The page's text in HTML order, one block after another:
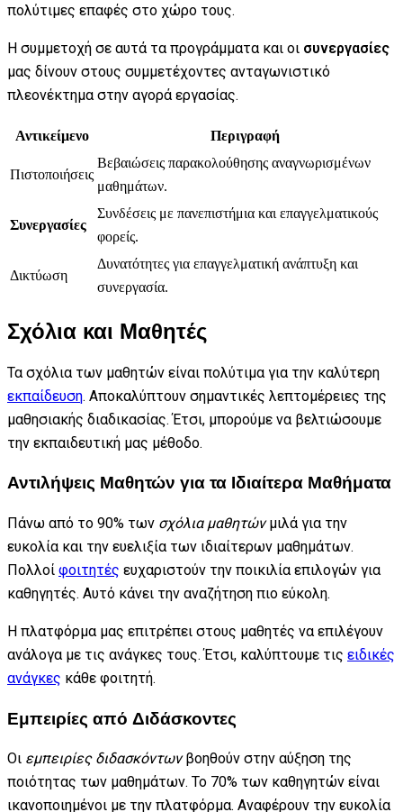
πολύτιμες επαφές στο χώρο τους.
Η συμμετοχή σε αυτά τα προγράμματα και οι συνεργασίες
μας δίνουν στους συμμετέχοντες ανταγωνιστικό
πλεονέκτημα στην αγορά εργασίας.
Αντικείμενο Περιγραφή
Πιστοποιήσεις
Βεβαιώσεις παρακολούθησης αναγνωρισμένων
μαθημάτων.
Συνεργασίες
Συνδέσεις με πανεπιστήμια και επαγγελματικούς
φορείς.
Δικτύωση
Δυνατότητες για επαγγελματική ανάπτυξη και
συνεργασία.
Σχόλια και Μαθητές
Τα σχόλια των μαθητών είναι πολύτιμα για την καλύτερη
εκπαίδευση. Αποκαλύπτουν σημαντικές λεπτομέρειες της
μαθησιακής διαδικασίας. Έτσι, μπορούμε να βελτιώσουμε
την εκπαιδευτική μας μέθοδο.
Αντιλήψεις Μαθητών για τα Ιδιαίτερα Μαθήματα
Πάνω από το 90% των σχόλια μαθητώνμιλά για την
ευκολία και την ευελιξία των ιδιαίτερων μαθημάτων.
Πολλοί φοιτητές ευχαριστούν την ποικιλία επιλογών για
καθηγητές. Αυτό κάνει την αναζήτηση πιο εύκολη.
Η πλατφόρμα μας επιτρέπει στους μαθητές να επιλέγουν
ανάλογα με τις ανάγκες τους. Έτσι, καλύπτουμε τις ειδικές
ανάγκες κάθε φοιτητή.
Εμπειρίες από Διδάσκοντες
Οι εμπειρίες διδασκόντωνβοηθούν στην αύξηση της
ποιότητας των μαθημάτων. Το 70% των καθηγητών είναι
ικανοποιημένοι με την πλατφόρμα. Αναφέρουν την ευκολία